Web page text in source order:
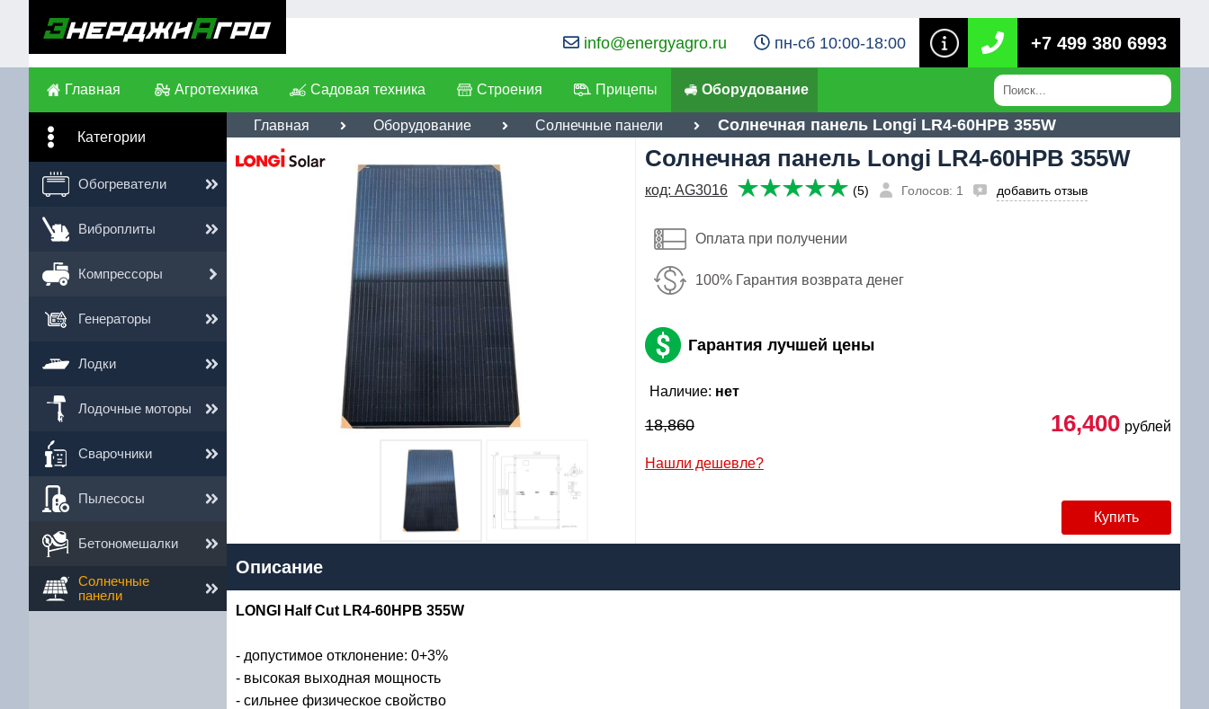
info@energyagro.ru пн-сб 10:00-18:00 +7 499 380 6993
Главная Агротехника Садовая техника Строения Прицепы Оборудование
Категории
Обогреватели
Виброплиты
Компрессоры
Генераторы
Лодки
Лодочные моторы
Сварочники
Пылесосы
Бетономешалки
Солнечные
панели
Главная Оборудование Солнечные панели Солнечная панель Longi LR4-60HPB 355W
Солнечная панель Longi LR4-60HPB 355W
код: AG3016 (5) Голосов: 1 добавить отзыв
Оплата при получении
100% Гарантия возврата денег
Гарантия лучшей цены
Наличие: нет
18,860 16,400 рублей
Нашли дешевле?
Купить
Описание
LONGI Half Cut LR4-60HPB 355W
- допустимое отклонение: 0+3%
- высокая выходная мощность
- сильнее физическое свойство
16,400 руб
Имя:
Email:
Телефон
Я даю согласие на
обработку
персональных данных
Заказать
16,400 руб
Email:
Телефон*:
Я даю согласие на
Ссылка
Я даю согласие наобработку персональных данных